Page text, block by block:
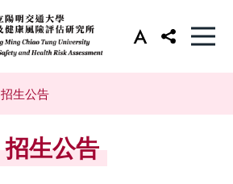
招生公告
招生公告